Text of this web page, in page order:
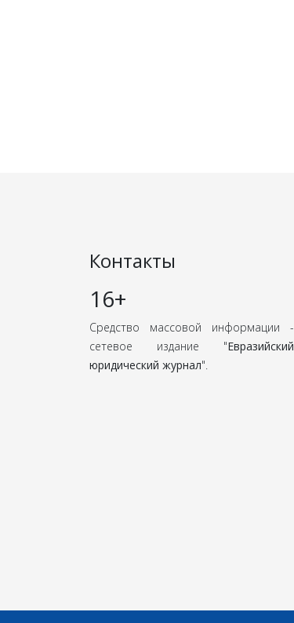
Контакты
16+
Средство массовой информации -
сетевое издание "Евразийский
юридический журнал".